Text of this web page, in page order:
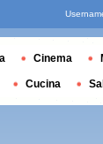
Cinema
Cucina